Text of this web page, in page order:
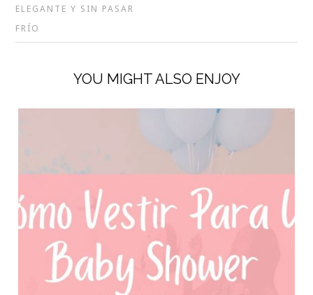
ELEGANTE Y SIN PASAR
FRÍO
YOU MIGHT ALSO ENJOY